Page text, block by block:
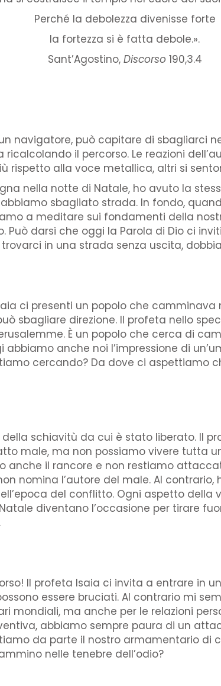
Perché la debolezza divenisse forte
la fortezza si è fatta debole.».
Sant’Agostino, Discorso 190,3.4
navigatore, può capitare di sbagliarci
il percorso. Le reazioni
rispetto alla voce metallica, altri si
nella notte di Natale, ho avuto la
sbagliato strada. In fondo,
a meditare sui fondamenti della
darsi che oggi la Parola di Dio ci
in una strada senza uscita,
ci presenti un popolo che
sbagliare direzione. Il profeta nello
È un popolo che cerca di
anche noi l’impressione di
cercando? Da dove ci aspettiamo
schiavitù da cui è stato liberato. Il
male, ma non possiamo vivere tutta
anche il rancore e non restiamo
nomina l’autore del male. Al
del conflitto. Ogni aspetto
diventano l’occasione per tirare
Il profeta Isaia ci invita a entrare in
essere bruciati. Al contrario mi
mondiali, ma anche per le relazioni
abbiamo sempre paura di un
da parte il nostro armamentario di
nelle tenebre dell’odio?